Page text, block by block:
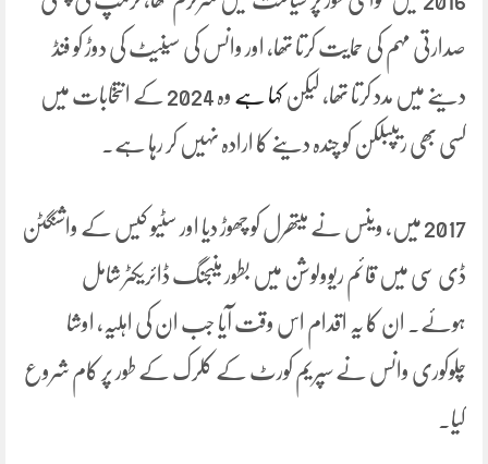
صدارتی مہم کی حمایت کرتا تھا، اور وانس کی سینیٹ کی دوڑ کو فنڈ
دینے میں مدد کرتا تھا، لیکن کہا ہے وہ 2024 کے انتخابات میں
کسی بھی ریپبلکن کو چندہ دینے کا ارادہ نہیں کر رہا ہے۔
2017 میں، وینس نے میتھرل کو چھوڑ دیا اور سٹیو کیس کے واشنگٹن
ڈی سی میں قائم ریوولوشن میں بطور منیجنگ ڈائریکٹر شامل
ہوئے۔ ان کا یہ اقدام اس وقت آیا جب ان کی اہلیہ، اوشا
چلوکوری وانس نے سپریم کورٹ کے کلرک کے طور پر کام شروع
کیا۔